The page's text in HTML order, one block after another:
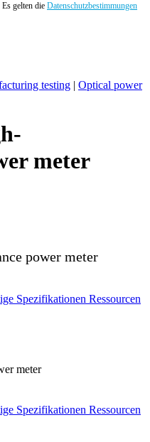
gelten die Datenschutzbestimmungen
testing | Optical power
meter
power meter
Spezifikationen Ressourcen
meter
Spezifikationen Ressourcen